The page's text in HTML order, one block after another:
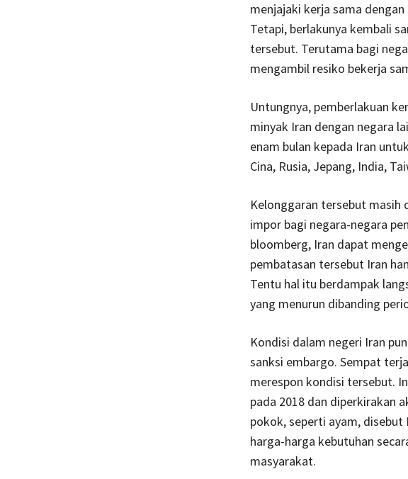
menjajaki kerja sama
Tetapi, berlakunya kembali
tersebut. Terutama bagi
mengambil resiko bekerja
Untungnya, pemberlakuan
minyak Iran dengan negara
enam bulan kepada Iran
Cina, Rusia, Jepang, India,
Kelonggaran tersebut masih
impor bagi negara-negara
bloomberg, Iran dapat
pembatasan tersebut Iran
Tentu hal itu berdampak
yang menurun dibanding
Kondisi dalam negeri Iran
sanksi embargo. Sempat
merespon kondisi tersebut.
pada 2018 dan diperkirakan
pokok, seperti ayam, disebut
harga-harga kebutuhan
masyarakat.